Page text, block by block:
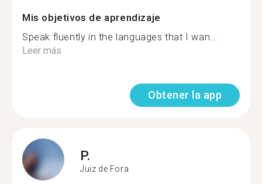
Mis objetivos de aprendizaje
Speak fluently in the languages that I wan...
Leer más
Obtener la app
P.
Juiz de Fora